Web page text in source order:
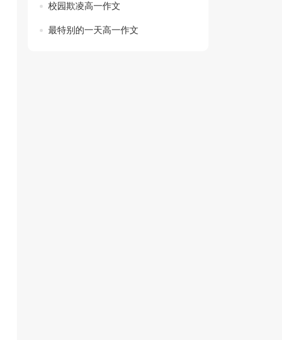
校园欺凌高一作文
最特别的一天高一作文